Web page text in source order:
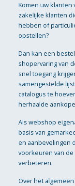
Komen uw klanten
zakelijke klanten
hebben of
opstellen?
Dan kan een
shopervaring van
snel toegang
samengestelde
catalogus te
herhaalde
Als webshop
basis van
en aanbevelingen
voorkeuren van
verbeteren.
Over het